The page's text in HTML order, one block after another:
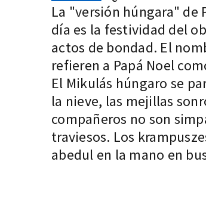
La "versión húngara" de
día es la festividad del
actos de bondad. El
refieren a Papá Noel
El Mikulás húngaro se
la nieve, las mejillas
compañeros no son
traviesos. Los
abedul en la mano en